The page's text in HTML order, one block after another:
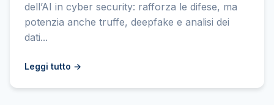
dell’AI in cyber security: rafforza le difese, ma
potenzia anche truffe, deepfake e analisi dei
dati...
Leggi tutto →